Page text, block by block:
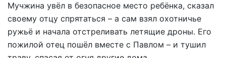
Мучжина увёл в безопасное место ребёнка, сказал
своему отцу спрятаться – а сам взял охотничье
ружьё и начала отстреливать летящие дроны. Его
пожилой отец пошёл вместе с Павлом – и тушил